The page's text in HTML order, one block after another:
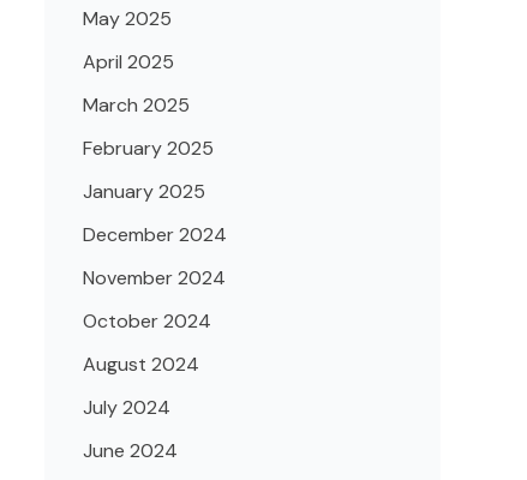
May 2025
April 2025
March 2025
February 2025
January 2025
December 2024
November 2024
October 2024
August 2024
July 2024
June 2024